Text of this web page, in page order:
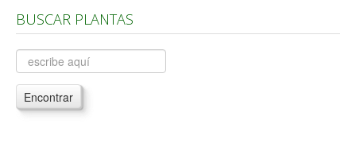
Árboles, Cicas y Palmeras de la G a la Z
Plantas Anuales y Perennes
Plantas Bulbosas y Acuáticas
Plantas de Interior
BUSCAR PLANTAS
Encontrar